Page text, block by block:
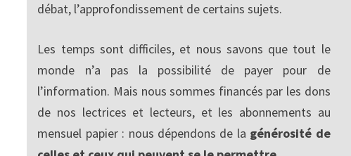
débat, l’approfondissement de certains sujets.
Les temps sont difficiles, et nous savons que tout le
monde n’a pas la possibilité de payer pour de
l’information. Mais nous sommes financés par les dons
de nos lectrices et lecteurs, et les abonnements au
mensuel papier : nous dépendons de la générosité de